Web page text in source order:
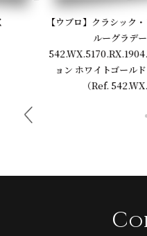
【ウブロ】クラシック・
ルーグラデー
ョン ホワイトゴールド
（Ref.
C